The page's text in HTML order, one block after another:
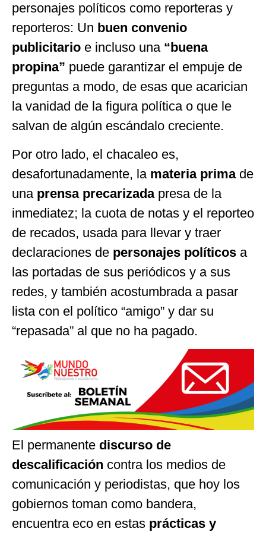
personajes políticos como reporteras y
reporteros: Un buen convenio
publicitario e incluso una “buena
propina” puede garantizar el empuje de
preguntas a modo, de esas que acarician
la vanidad de la figura política o que le
salvan de algún escándalo creciente.
Por otro lado, el chacaleo es,
desafortunadamente, la materia primade
una prensa precarizadapresa de la
inmediatez; la cuota de notas y el reporteo
de recados, usada para llevar y traer
declaraciones de personajes políticos a
las portadas de sus periódicos y a sus
redes, y también acostumbrada a pasar
lista con el político “amigo” y dar su
“repasada” al que no ha pagado.
El permanente discurso de
descalificación contra los medios de
comunicación y periodistas, que hoy los
gobiernos toman como bandera,
encuentra eco en estas prácticas y